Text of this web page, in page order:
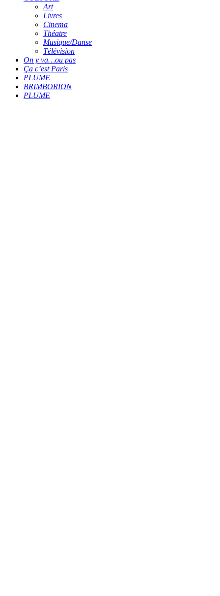
Art
Livres
Cinema
Théatre
Musique/Danse
Télévision
On y va…ou pas
Ça c’est Paris
PLUME
BRIMBORION
PLUME